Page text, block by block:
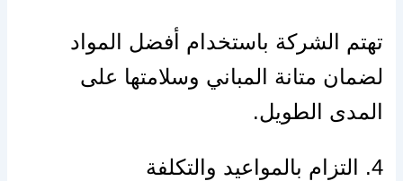
تهتم الشركة باستخدام أفضل المواد
لضمان متانة المباني وسلامتها على
المدى الطويل.
4. التزام بالمواعيد والتكلفة